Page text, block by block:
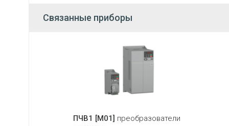
Связанные приборы
ПЧВ1 [М01] преобразователи